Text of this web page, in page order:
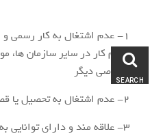
1- عدم اشتغال به کار رسمی
انجام کار در سایر سازمان
خصوصی دیگر
2- عدم اشتغال به تحصیل یا قصد ادامه تحصیل
3- علاقه مند و دارای توانایی به کار تمام وقت
SEARCH